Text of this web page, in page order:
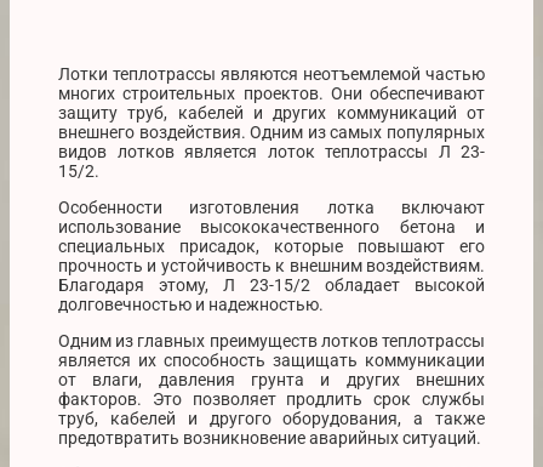
Лотки теплотрассы являются неотъемлемой частью
многих строительных проектов. Они обеспечивают
защиту труб, кабелей и других коммуникаций от
внешнего воздействия. Одним из самых популярных
видов лотков является лоток теплотрассы Л 23-
15/2.
Особенности изготовления лотка включают
использование высококачественного бетона и
специальных присадок, которые повышают его
прочность и устойчивость к внешним воздействиям.
Благодаря этому, Л 23-15/2 обладает высокой
долговечностью и надежностью.
Одним из главных преимуществ лотков теплотрассы
является их способность защищать коммуникации
от влаги, давления грунта и других внешних
факторов. Это позволяет продлить срок службы
труб, кабелей и другого оборудования, а также
предотвратить возникновение аварийных ситуаций.